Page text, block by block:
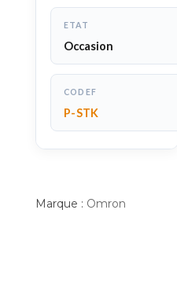
ETAT
Occasion
CODEF
P-STK
Marque : Omron